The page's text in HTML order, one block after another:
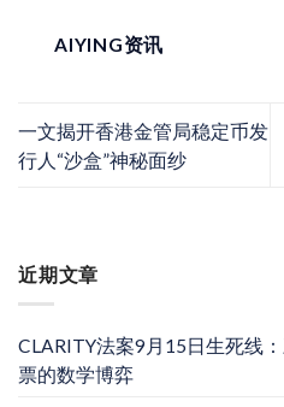
近期文章
CLARITY法案9月15日生死线
票的数学博弈
AIYING资讯
一文揭开香港金管局稳定币发
行人“沙盒”神秘面纱